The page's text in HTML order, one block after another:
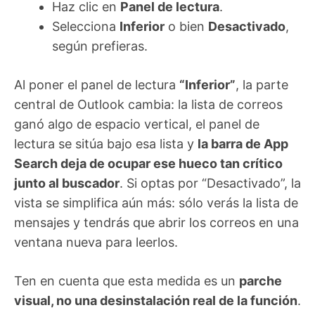
Haz clic en Panel de lectura.
Selecciona Inferior o bien Desactivado,
según prefieras.
Al poner el panel de lectura “Inferior”, la parte
central de Outlook cambia: la lista de correos
ganó algo de espacio vertical, el panel de
lectura se sitúa bajo esa lista y la barra de App
Search deja de ocupar ese hueco tan crítico
junto al buscador. Si optas por “Desactivado”, la
vista se simplifica aún más: sólo verás la lista de
mensajes y tendrás que abrir los correos en una
ventana nueva para leerlos.
Ten en cuenta que esta medida es un parche
visual, no una desinstalación real de la función.